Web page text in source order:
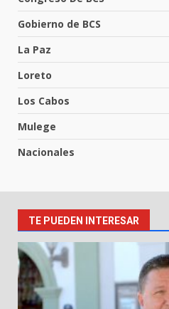
Gobierno de BCS
La Paz
Loreto
Los Cabos
Mulege
Nacionales
TE PUEDEN INTERESAR